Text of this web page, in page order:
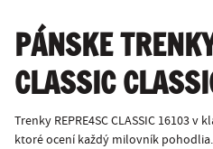
PÁNSKE
CLASSIC
Trenky REPRE4SC CLASSIC 16103
ktoré ocení každý milovník pohodlia.